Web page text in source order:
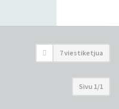
7 viestiketjua
Sivu 1/1